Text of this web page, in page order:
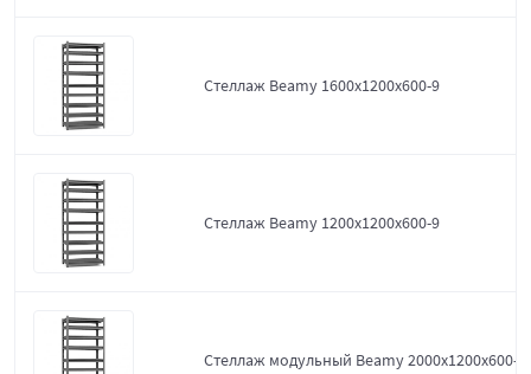
Стеллаж Beamy 1600x1200x600-9
Стеллаж Beamy 1200x1200x600-9
Стеллаж модульный Beamy 2000x1200x600-9